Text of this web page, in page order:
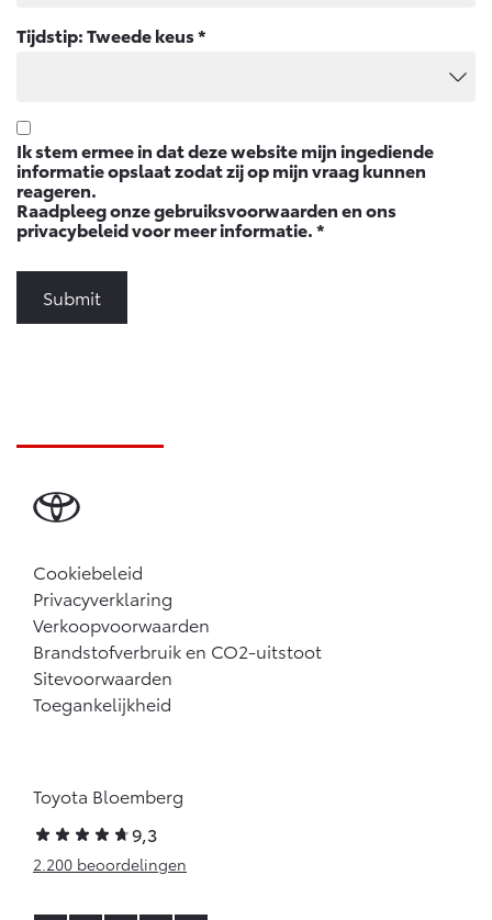
Land Cruiser (excl. BTW)
Vanaf € 89.986,-
Tijdstip: Tweede keus*
Ik stem ermee in dat deze website mijn ingediende
informatie opslaat zodat zij op mijn vraag kunnen
reageren.
Raadpleeg onzegebruiksvoorwaardenen ons
privacybeleidvoor meer informatie.*
Submit
Cookiebeleid
Privacyverklaring
Verkoopvoorwaarden
Brandstofverbruik en CO2-uitstoot
Sitevoorwaarden
Toegankelijkheid
Toyota Bloemberg
9,3
2.200 beoordelingen